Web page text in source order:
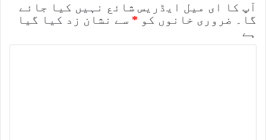
آپ کا ای میل ایڈریس شائع نہیں کیا جائے
گا۔ ضروری خانوں کو * سے نشان زد کیا گیا
ہے